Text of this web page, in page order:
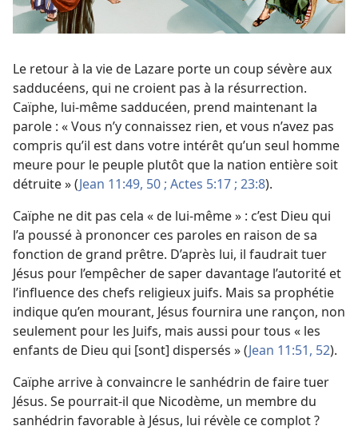
Le retour à la vie de Lazare porte un coup sévère aux
sadducéens, qui ne croient pas à la résurrection.
Caïphe, lui-​même sadducéen, prend maintenant la
parole : « Vous n’y connaissez rien, et vous n’avez pas
compris qu’il est dans votre intérêt qu’un seul homme
meure pour le peuple plutôt que la nation entière soit
détruite » (Jean 11:49, 50 ; Actes 5:17 ; 23:8).
Caïphe ne dit pas cela « de lui-​même » : c’est Dieu qui
l’a poussé à prononcer ces paroles en raison de sa
fonction de grand prêtre. D’après lui, il faudrait tuer
Jésus pour l’empêcher de saper davantage l’autorité et
l’influence des chefs religieux juifs. Mais sa prophétie
indique qu’en mourant, Jésus fournira une rançon, non
seulement pour les Juifs, mais aussi pour tous « les
enfants de Dieu qui [sont] dispersés » (Jean 11:51, 52).
Caïphe arrive à convaincre le sanhédrin de faire tuer
Jésus. Se pourrait-​il que Nicodème, un membre du
sanhédrin favorable à Jésus, lui révèle ce complot ?